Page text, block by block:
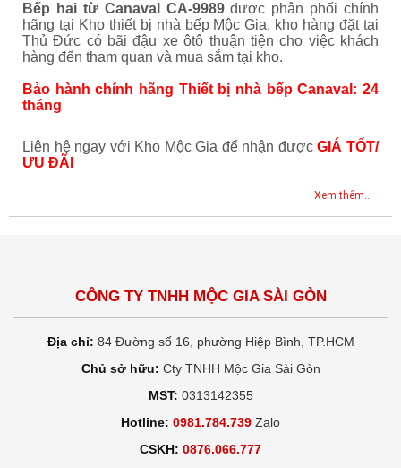
Bếp hai từ Canaval CA-9989được phân phối chính
hãng tại Kho thiết bị nhà bếp Mộc Gia, kho hàng đặt tại
Thủ Đức có bãi đậu xe ôtô thuận tiện cho việc khách
hàng đến tham quan và mua sắm tại kho.
Bảo hành chính hãng Thiết bị nhà bếp Canaval: 24
tháng
Liên hệ ngay với Kho Mộc Gia để nhận đượcGIÁ TỐT/
ƯU ĐÃI
Xem thêm...
CÔNG TY TNHH MỘC GIA SÀI GÒN
Địa chỉ: 84 Đường số 16, phường Hiệp Bình, TP.HCM
Chủ sở hữu: Cty TNHH Mộc Gia Sài Gòn
MST: 0313142355
Hotline: 0981.784.739 Zalo
CSKH: 0876.066.777